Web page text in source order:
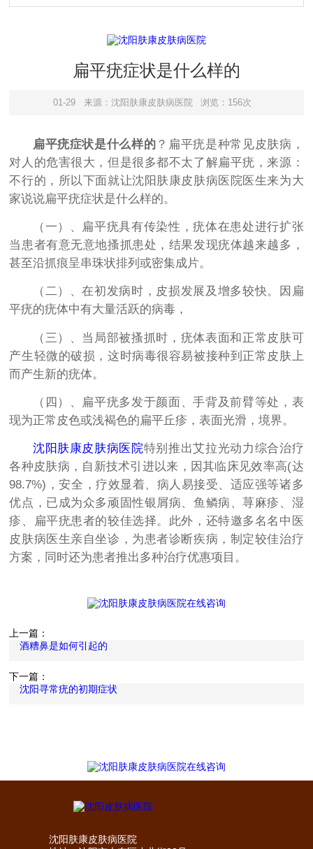
扁平疣症状是什么样的
01-29 来源：沈阳肤康皮肤病医院 浏览：156次
扁平疣症状是什么样的 ？扁平疣是种常见皮肤病，
对人的危害很大，但是很多都不太了解扁平疣，来源：
不行的，所以下面就让沈阳肤康皮肤病医院医生来为大
家说说扁平疣症状是什么样的。
（一）、扁平疣具有传染性，疣体在患处进行扩张
当患者有意无意地搔抓患处，结果发现疣体越来越多，
甚至沿抓痕呈串珠状排列或密集成片。
（二）、在初发病时，皮损发展及增多较快。因扁
平疣的疣体中有大量活跃的病毒，
（三）、当局部被搔抓时，疣体表面和正常皮肤可
产生轻微的破损，这时病毒很容易被接种到正常皮肤上
而产生新的疣体。
（四）、扁平疣多发于颜面、手背及前臂等处，表
现为正常皮色或浅褐色的扁平丘疹，表面光滑，境界。
沈阳肤康皮肤病医院特别推出艾拉光动力综合治疗
各种皮肤病，自新技术引进以来，因其临床见效率高(达
98.7%)，安全，疗效显着、病人易接受、适应强等诸多
优点，已成为众多顽固性银屑病、鱼鳞病、荨麻疹、湿
疹、扁平疣患者的较佳选择。此外，还特邀多名名中医
皮肤病医生亲自坐诊，为患者诊断疾病，制定较佳治疗
方案，同时还为患者推出多种治疗优惠项目。
上一篇：
酒糟鼻是如何引起的
下一篇：
沈阳寻常疣的初期症状
沈阳肤康皮肤病医院